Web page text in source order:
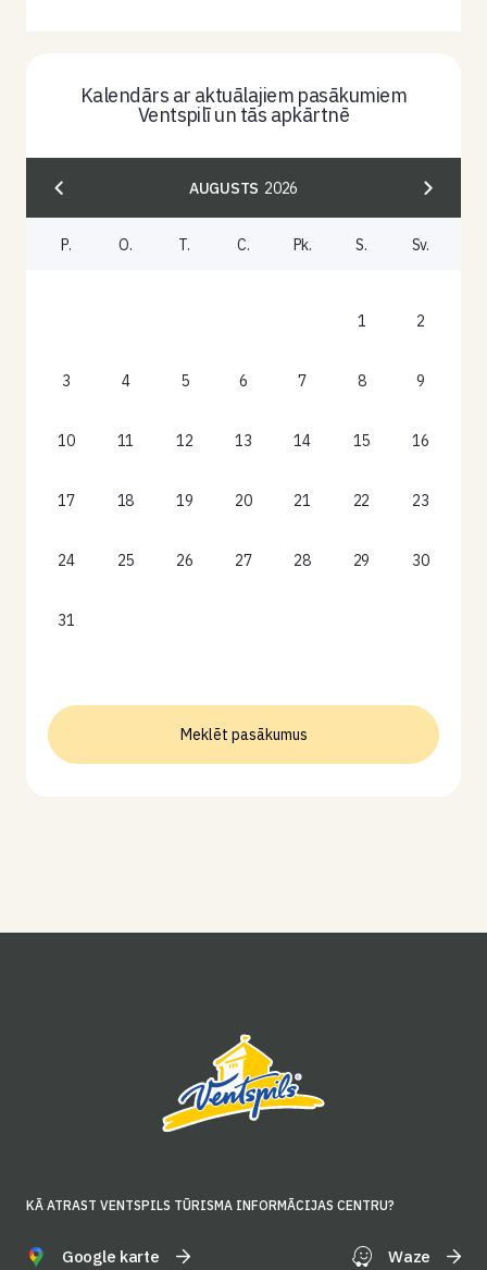
Kalendārs ar aktuālajiem pasākumiem
Ventspilī un tās apkārtnē
AUGUSTS 2026
P. O. T. C. Pk. S. Sv.
1 2
3 4 5 6 7 8 9
10 11 12 13 14 15 16
17 18 19 20 21 22 23
24 25 26 27 28 29 30
31
Meklēt pasākumus
KĀ ATRAST VENTSPILS TŪRISMA INFORMĀCIJAS CENTRU?
Google karte Waze